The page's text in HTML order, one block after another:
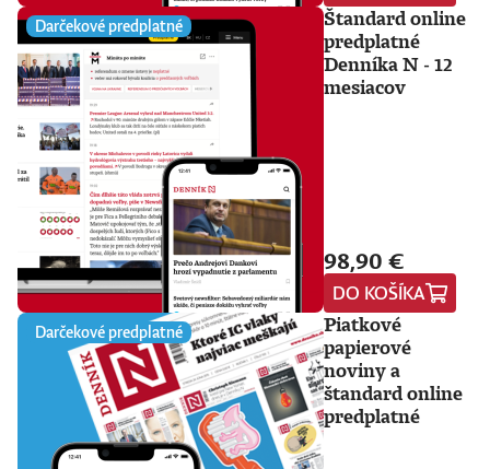
Darčekové predplatné
Štandard online
predplatné
Denníka N - 12
mesiacov
98,90 €
DO KOŠÍKA
Darčekové predplatné
Piatkové
papierové
noviny a
štandard online
predplatné